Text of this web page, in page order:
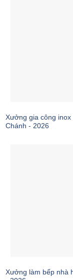
Xưởng gia công inox
Chánh - 2026
Xưởng làm bếp nhà